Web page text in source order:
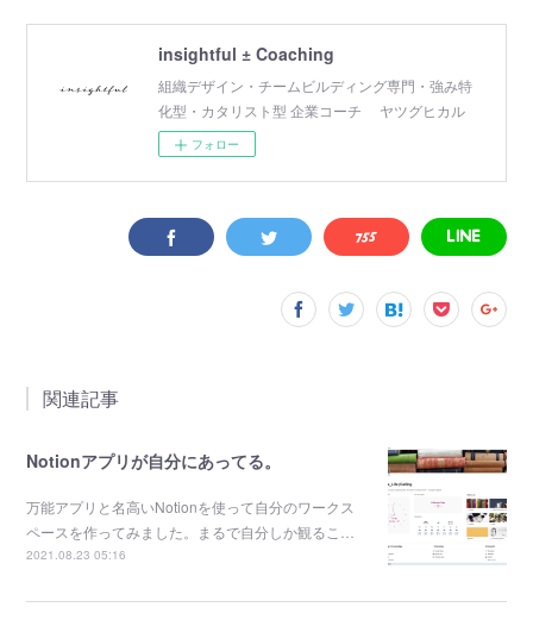
insightful ± Coaching
組織デザイン・チームビルディング専門・強み特
化型・カタリスト型 企業コーチ ヤツグヒカル
フォロー
関連記事
Notionアプリが自分にあってる。
万能アプリと名高いNotionを使って自分のワークス
ペースを作ってみました。まるで自分しか観るこ…
2021.08.23 05:16